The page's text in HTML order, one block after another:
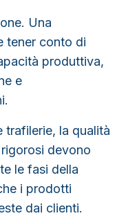
. Una
tener conto di
produttiva,
e
trafilerie, la qualità
devono
le fasi della
i prodotti
dai clienti.